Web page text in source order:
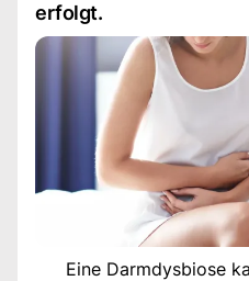
erfolgt.
Eine Darmdysbiose